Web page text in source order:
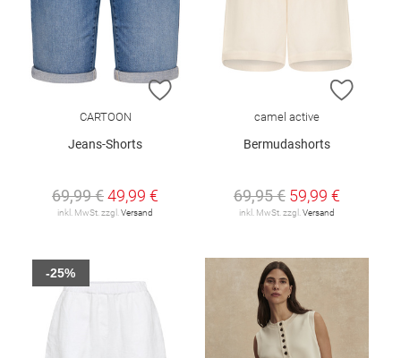
ZUR WUNSCHLISTE HINZUFÜGEN
CARTOON
Jeans-Shorts
69,99 €49,99 €
inkl. MwSt. zzgl.Versand
ZUR
camel active
Bermudashorts
69,95 € 59,99 €
inkl. MwSt. zzgl.Versand
-25%